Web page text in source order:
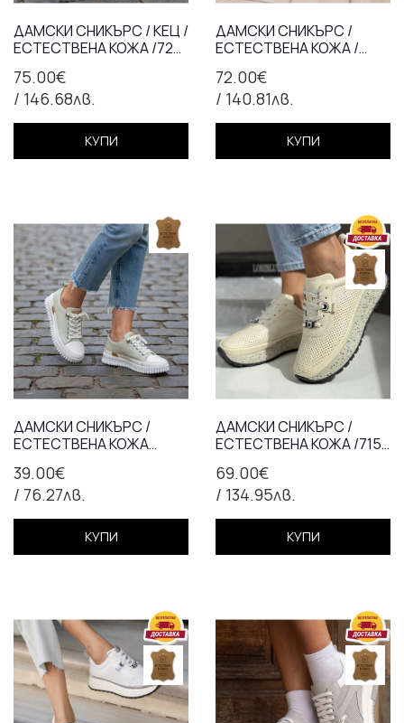
75.00€
/ 146.68лв.
ДАМСКИ СНИКЪРС / КЕЦ /
ЕСТЕСТВЕНА КОЖА /723-
КУПИ
72.00€
/ 140.81лв.
ДАМСКИ СНИКЪРС /
ЕСТЕСТВЕНА КОЖА /
/720-35/ЗЛАТНО
КУПИ
39.00€
/ 76.27лв.
ДАМСКИ СНИКЪРС /
ЕСТЕСТВЕНА КОЖА
АНАТОМИЧНА СТЕЛКА
КУПИ
69.00€
/ 134.95лв.
ДАМСКИ СНИКЪРС /
ЕСТЕСТВЕНА КОЖА /715-
КУПИ